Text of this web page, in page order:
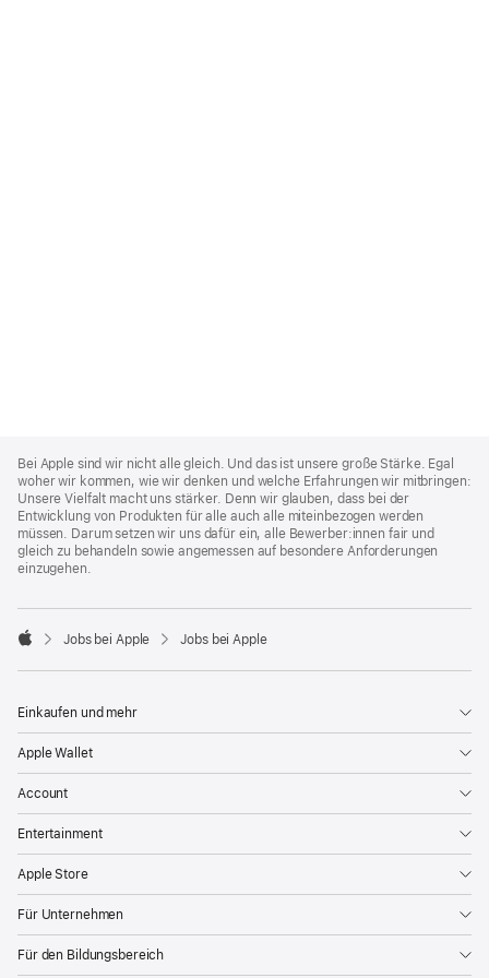
Footer
Bei Apple sind wir nicht alle gleich. Und das ist unsere große Stärke. Egal
woher wir kommen, wie wir denken und welche Erfahrungen wir mitbringen:
Unsere Vielfalt macht uns stärker. Denn wir glauben, dass bei der
Entwicklung von Produkten für alle auch alle miteinbezogen werden
müssen. Darum setzen wir uns dafür ein, alle Bewerber:innen fair und
gleich zu behandeln sowie angemessen auf besondere Anforderungen
einzugehen.

Jobs bei Apple Jobs bei Apple
Einkaufen und mehr
Apple Wallet
Account
Entertainment
Apple Store
Für Unternehmen
Für den Bildungsbereich